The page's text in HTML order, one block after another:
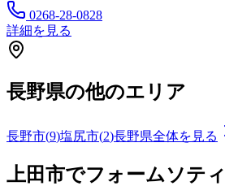
0268-28-0828
詳細を見る
長野県の他のエリア
長野市(9)塩尻市(2)長野県全体を見る
上田市でフォームソテ